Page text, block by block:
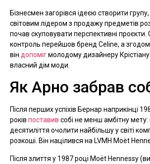
Бізнесмен загорівся ідеєю створити
світовим лідером з продажу предметів
почав скуповувати перспективні проєкти.
контроль перейшов бренд Celine, а згодом
він допомігмолодому дизайнеру
власний дім моди.
Як Арно забрав
Після перших успіхів Бернар наприкінці
років поставив собі не менш амбітну мету:
десятиліття очолити найбільшу у світі
розкоші. Він націлився на LVMH Moët
Після злиття у 1987 році Moët Hennessy